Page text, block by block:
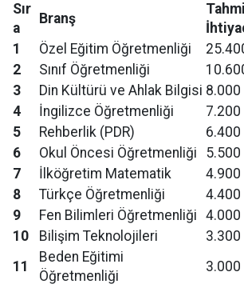
Sır
a
Branş
1
Özel Eğitim Öğretmenliği
2
Sınıf Öğretmenliği
3
Din Kültürü ve Ahlak Bilgisi 8.000
4
İngilizce Öğretmenliği
7.200
5
Rehberlik (PDR)
6.400
6
Okul Öncesi Öğretmenliği
5.500
7
İlköğretim Matematik
4.900
8
Türkçe Öğretmenliği
4.400
9
Fen Bilimleri Öğretmenliği 4.000
10
Bilişim Teknolojileri
3.300
11
Beden Eğitimi
Öğretmenliği
3.000